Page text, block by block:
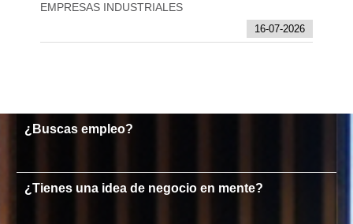
EMPRESAS INDUSTRIALES
16-07-2026
¿Buscas empleo?
¿Tienes una idea de negocio en mente?